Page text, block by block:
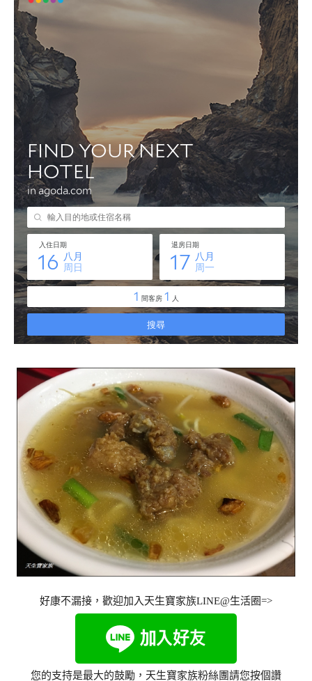
好康不漏接，歡迎加入天生寶家族LINE@生活圈=>
您的支持是最大的鼓勵，天生寶家族粉絲團請您按個讚